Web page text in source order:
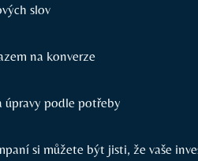
slov
na konverze
úpravy podle potřeby
si můžete být jisti, že vaše